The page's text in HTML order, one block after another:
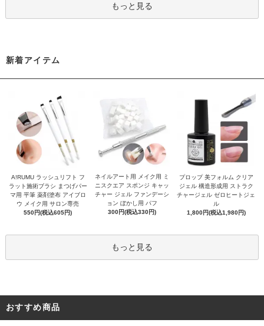
もっと見る
新着アイテム
A!RUMU ラッシュリフト フ
ラット施術ブラシ まつげパー
マ用 平筆 薬剤塗布 アイブロ
ウ メイク用 サロン専売
550円(税込605円)
ネイルアート用 メイク用 ミ
ニスクエア スポンジ キャッ
チャー ジェル ファンデーシ
ョン ぼかし用 パフ
300円(税込330円)
プロップ 美フォルム クリア
ジェル 構造形成用 ストラク
チャージェル ゼロヒートジェ
ル
1,800円(税込1,980円)
もっと見る
おすすめ商品